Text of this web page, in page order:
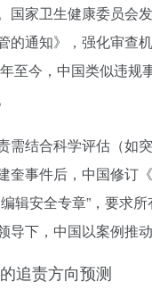
国家卫生健康委员会
的通知》，强化审查
至今，中国类似违规
需结合科学评估（如突
奎事件后，中国修订
辑安全专章”，要求所
导下，中国以案例推动
追责方向预测